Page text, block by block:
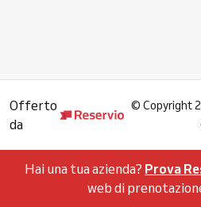
Offerto
da
© Copyright
Hai una tua azienda? Prova
web di